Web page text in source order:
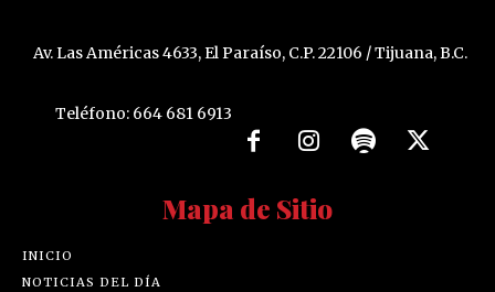
Av. Las Américas 4633, El Paraíso, C.P. 22106 / Tijuana, B.C.
Teléfono: 664 681 6913
Mapa de Sitio
INICIO
NOTICIAS DEL DÍA